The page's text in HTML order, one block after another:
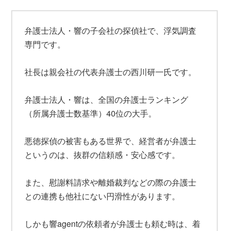
弁護士法人・響の子会社の探偵社で、浮気調査
専門です。
社長は親会社の代表弁護士の西川研一氏です。
弁護士法人・響は、全国の弁護士ランキング
（所属弁護士数基準）40位の大手。
悪徳探偵の被害もある世界で、経営者が弁護士
というのは、抜群の信頼感・安心感です。
また、慰謝料請求や離婚裁判などの際の弁護士
との連携も他社にない円滑性があります。
しかも響agentの依頼者が弁護士も頼む時は、着